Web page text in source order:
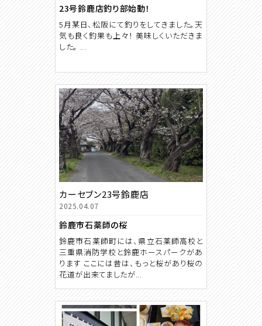
23号鈴鹿店釣り部始動！
5月某日、松阪にて釣りをしてきました。天
気も良く釣果も上々！ 美味しくいただきま
した。 ...
カーセブン23号鈴鹿店
2025.04.07
鈴鹿市石薬師の桜
鈴鹿市石薬師町には、県立石薬師高校と
三重県消防学校と鈴鹿ホースパークがあ
ります ここには昔は、もっと桜があり桜の
花道が出来てましたが...